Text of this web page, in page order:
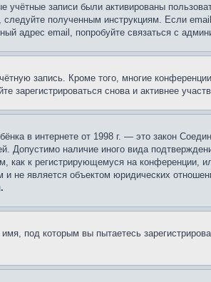
учётные записи были активированы
полученным инструкциям. Если
адрес email, попробуйте связаться с
запись. Кроме того, многие
снова и активнее
в интернете от 1998 г. — это закон
Допустимо наличие иного вида
к регистрирующемуся на конференции,
не является объектом юридических
под которым вы пытаетесь